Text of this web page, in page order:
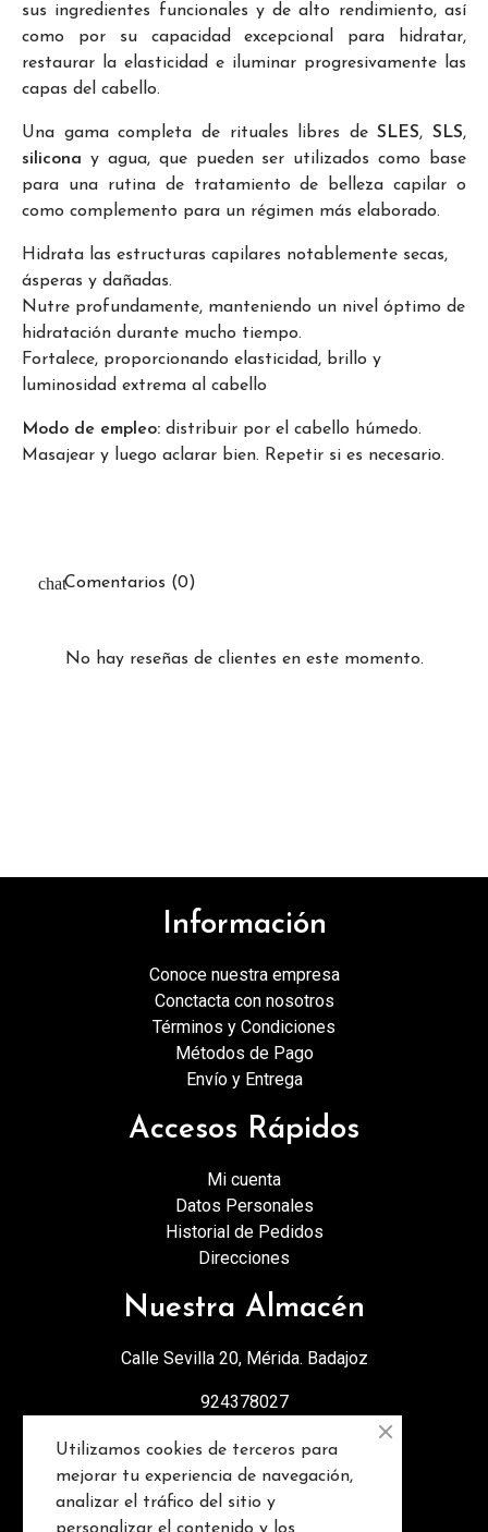
sus ingredientes funcionales y de alto rendimiento, así
como por su capacidad excepcional para hidratar,
restaurar la elasticidad e iluminar progresivamente las
capas del cabello.
Una gama completa de rituales libres deSLES, SLS,
silicona y agua, que pueden ser utilizados como base
para una rutina de tratamiento de belleza capilar o
como complemento para un régimen más elaborado.
Hidrata las estructuras capilares notablemente secas,
ásperas y dañadas.
Nutre profundamente, manteniendo un nivel óptimo de
hidratación durante mucho tiempo.
Fortalece, proporcionando elasticidad, brillo y
luminosidad extrema al cabello
Modo de empleo: distribuir por el cabello húmedo.
Masajear y luego aclarar bien. Repetir si es necesario.
Comentarios (0)
No hay reseñas de clientes en este momento.
Información
Conoce nuestra empresa
Conctacta con nosotros
Términos y Condiciones
Métodos de Pago
Envío y Entrega
Accesos Rápidos
Mi cuenta
Datos Personales
Historial de Pedidos
Direcciones
Nuestra Almacén
Calle Sevilla 20, Mérida. Badajoz
924378027
info@discopebell.com
Consejos y contenidos
Utilizamos cookies de terceros para
mejorar tu experiencia de navegación,
analizar el tráfico del sitio y